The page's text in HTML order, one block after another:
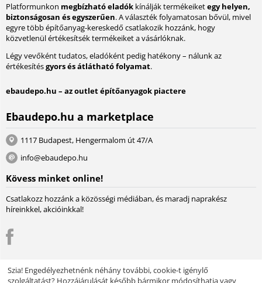
Platformunkon megbízható eladók kínálják termékeiketegy helyen,
biztonságosan és egyszerűen. A választék folyamatosan bővül, mivel
egyre több építőanyag-kereskedő csatlakozik hozzánk, hogy
közvetlenül értékesítsék termékeiket a vásárlóknak.
Légy vevőként tudatos, eladóként pedig hatékony – nálunk az
értékesítésgyors és átlátható folyamat.
ebaudepo.hu – az outlet építőanyagok piactere
Ebaudepo.hu a marketplace
1117 Budapest, Hengermalom út 47/A
info@ebaudepo.hu
Kövess minket online!
Csatlakozz hozzánk a közösségi médiában, és maradj naprakész
híreinkkel, akcióinkkal!
Szia! Engedélyezhetnénk néhány további, cookie-t igénylő
szolgáltatást? Hozzájárulását később bármikor módosíthatja vagy